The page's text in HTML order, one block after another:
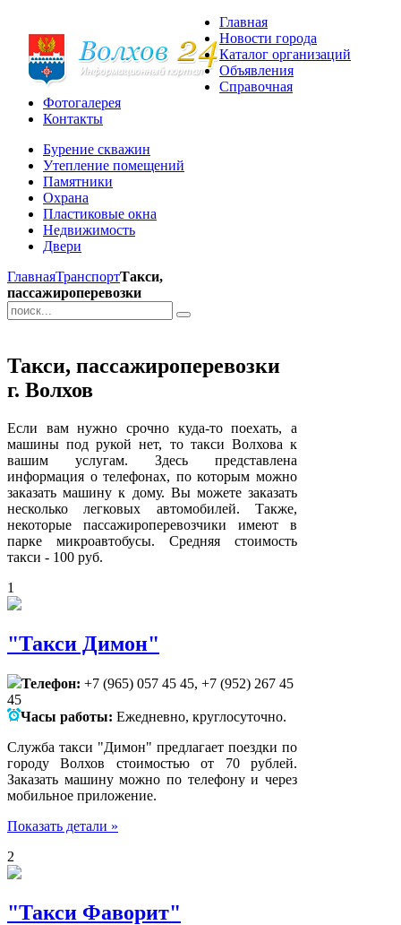
Главная
Новости города
Каталог организаций
Объявления
Справочная
Фотогалерея
Контакты
Бурение скважин
Утепление помещений
Памятники
Охрана
Пластиковые окна
Недвижимость
Двери
ГлавнаяТранспортТакси,
пассажироперевозки
Такси, пассажироперевозки
г. Волхов
Если вам нужно срочно куда-то поехать, а
машины под рукой нет, то такси Волхова к
вашим услугам. Здесь представлена
информация о телефонах, по которым можно
заказать машину к дому. Вы можете заказать
несколько легковых автомобилей. Также,
некоторые пассажироперевозчики имеют в
парке микроавтобусы. Средняя стоимость
такси - 100 руб.
1
"Такси Димон"
Телефон: +7 (965) 057 45 45, +7 (952) 267 45
45
Часы работы: Ежедневно, круглосуточно.
Служба такси "Димон" предлагает поездки по
городу Волхов стоимостью от 70 рублей.
Заказать машину можно по телефону и через
мобильное приложение.
Показать детали »
2
"Такси Фаворит"